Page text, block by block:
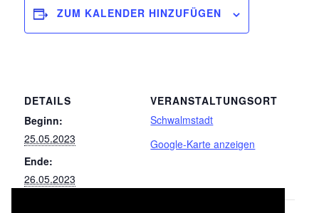
ZUM KALENDER HINZUFÜGEN
DETAILS
Beginn:
25.05.2023
Ende:
26.05.2023
VERANSTALTUNGSORT
Schwalmstadt
Google-Karte anzeigen